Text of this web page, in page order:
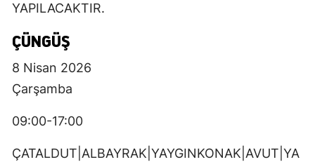
YAPILACAKTIR.
ÇÜNGÜŞ
8 Nisan 2026
Çarşamba
09:00-17:00
ÇATALDUT|ALBAYRAK|YAYGINKONAK|AVUT|YA